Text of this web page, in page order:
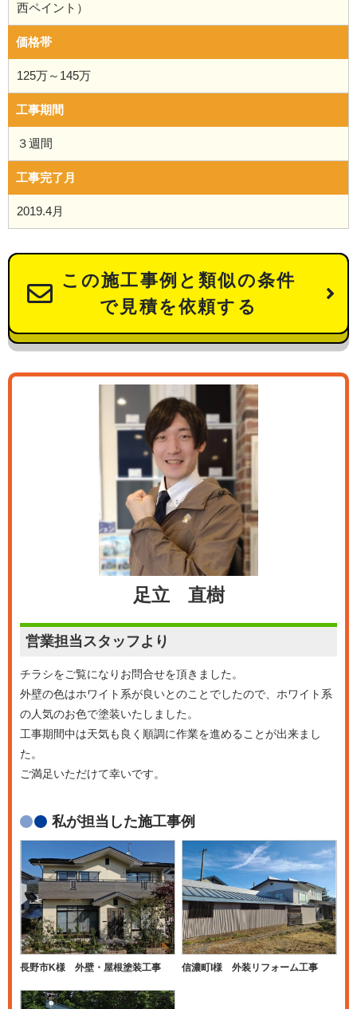
西ペイント）
価格帯
125万～145万
工事期間
３週間
工事完了月
2019.4月
この施工事例と類似の条件
で見積を依頼する
足立 直樹
営業担当スタッフより
チラシをご覧になりお問合せを頂きました。
外壁の色はホワイト系が良いとのことでしたので、ホワイト系
の人気のお色で塗装いたしました。
工事期間中は天気も良く順調に作業を進めることが出来まし
た。
ご満足いただけて幸いです。
私が担当した施工事例
長野市K様 外壁・屋根塗装工事 信濃町I様 外装リフォーム工事